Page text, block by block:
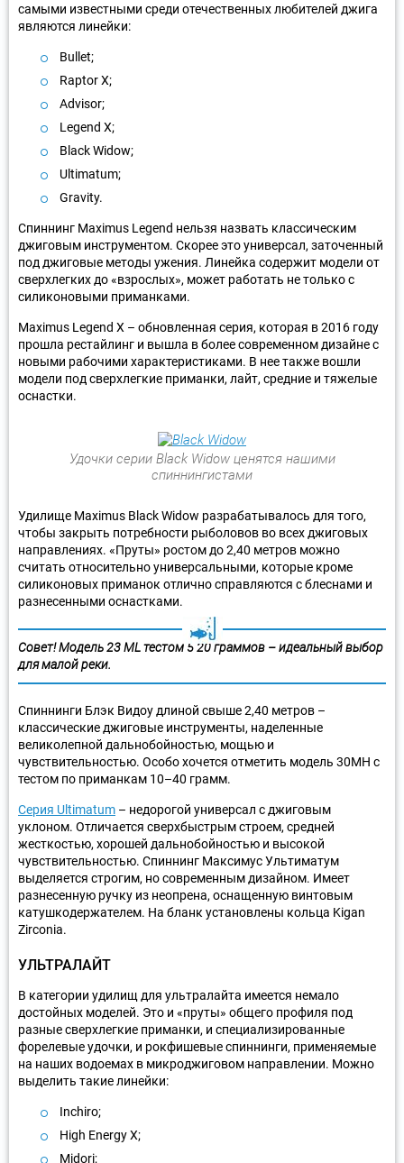
самыми известными среди отечественных любителей джига
являются линейки:
Bullet;
Raptor X;
Advisor;
Legend X;
Black Widow;
Ultimatum;
Gravity.
Спиннинг Maximus Legend нельзя назвать классическим
джиговым инструментом. Скорее это универсал, заточенный
под джиговые методы ужения. Линейка содержит модели от
сверхлегких до «взрослых», может работать не только с
силиконовыми приманками.
Maximus Legend X – обновленная серия, которая в 2016 году
прошла рестайлинг и вышла в более современном дизайне с
новыми рабочими характеристиками. В нее также вошли
модели под сверхлегкие приманки, лайт, средние и тяжелые
оснастки.
Удочки серии Black Widow ценятся нашими
спиннингистами
Удилище Maximus Black Widow разрабатывалось для того,
чтобы закрыть потребности рыболовов во всех джиговых
направлениях. «Пруты» ростом до 2,40 метров можно
считать относительно универсальными, которые кроме
силиконовых приманок отлично справляются с блеснами и
разнесенными оснастками.
Совет! Модель 23 ML тестом 5 20 граммов – идеальный выбор
для малой реки.
Спиннинги Блэк Видоу длиной свыше 2,40 метров –
классические джиговые инструменты, наделенные
великолепной дальнобойностью, мощью и
чувствительностью. Особо хочется отметить модель 30МН с
тестом по приманкам 10–40 грамм.
Серия Ultimatum – недорогой универсал с джиговым
уклоном. Отличается сверхбыстрым строем, средней
жесткостью, хорошей дальнобойностью и высокой
чувствительностью. Спиннинг Максимус Ультиматум
выделяется строгим, но современным дизайном. Имеет
разнесенную ручку из неопрена, оснащенную винтовым
катушкодержателем. На бланк установлены кольца Kigan
Zirconia.
УЛЬТРАЛАЙТ
В категории удилищ для ультралайта имеется немало
достойных моделей. Это и «пруты» общего профиля под
разные сверхлегкие приманки, и специализированные
форелевые удочки, и рокфишевые спиннинги, применяемые
на наших водоемах в микроджиговом направлении. Можно
выделить такие линейки:
Inchiro;
High Energy X;
Midori;